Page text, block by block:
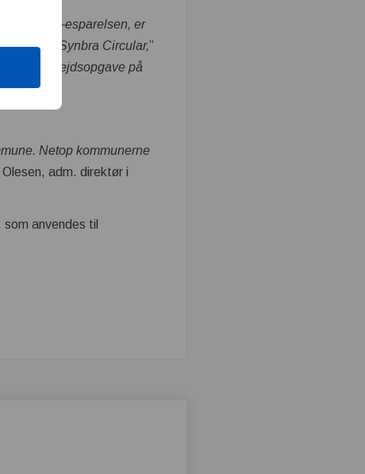
esparelsen, er
til BEWiSynbra Circular,”
arbejdsopgave på
Netop kommunerne
adm. direktør i
anvendes til